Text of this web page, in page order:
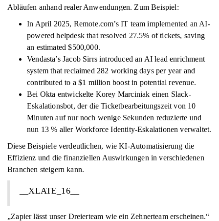
Abläufen anhand realer Anwendungen. Zum Beispiel:
In April 2025, Remote.com’s IT team implemented an AI-
powered helpdesk that resolved 27.5% of tickets, saving
an estimated $500,000.
Vendasta’s Jacob Sirrs introduced an AI lead enrichment
system that reclaimed 282 working days per year and
contributed to a $1 million boost in potential revenue.
Bei Okta entwickelte Korey Marciniak einen Slack-
Eskalationsbot, der die Ticketbearbeitungszeit von 10
Minuten auf nur noch wenige Sekunden reduzierte und
nun 13 % aller Workforce Identity-Eskalationen verwaltet.
Diese Beispiele verdeutlichen, wie KI-Automatisierung die
Effizienz und die finanziellen Auswirkungen in verschiedenen
Branchen steigern kann.
__XLATE_16__
„Zapier lässt unser Dreierteam wie ein Zehnerteam erscheinen.“